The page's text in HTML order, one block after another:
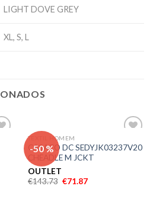
LIGHT DOVE GREY
XL, S, L
-50 %
aos meus
TEXTIL HOMEM
CASACO DC SEDYJK03237V20
CHEADLE M JCKT
OUTLET
€143.73 €71.87